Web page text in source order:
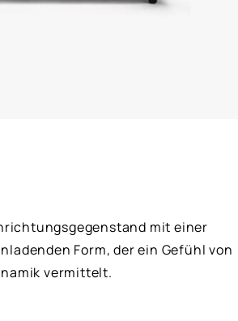
mit einer
Form, der ein Gefühl von
vermittelt.